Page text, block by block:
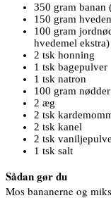
350 gram banan
150 gram
100 gram
hvedemel ekstra)
2 tsk honning
1 tsk bagepulver
1 tsk natron
100 gram
2 æg
2 tsk
2 tsk kanel
2 tsk
1 tsk salt
Sådan gør du
Mos bananerne og